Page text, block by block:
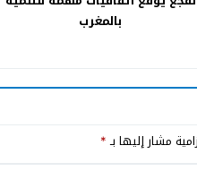
بالمغرب
مشار إليها بـ*